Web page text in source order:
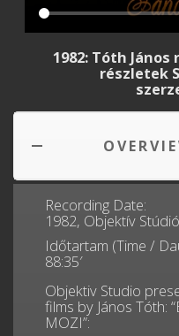
1982: Tóth
részletek
Recording Date:
1982, Objektív Stúdió
Időtartam (Time /
88:35′
Objektiv Studio
films by János Tóth:
MOZI”: